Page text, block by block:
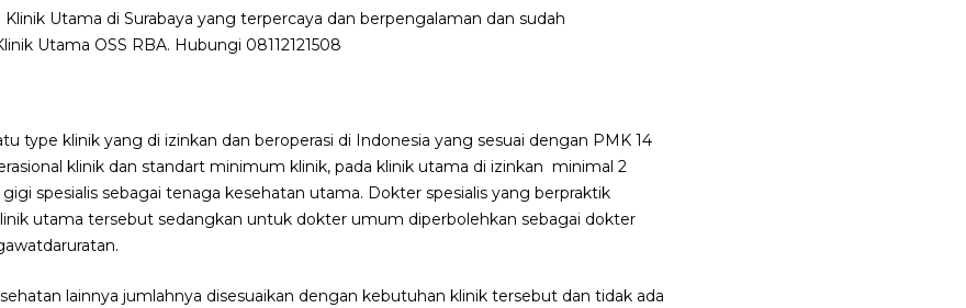
Utama di Surabaya yang terpercaya dan berpengalaman dan sudah
Utama OSS RBA. Hubungi 08112121508
type klinik yang di izinkan dan beroperasi di Indonesia yang sesuai dengan PMK 14
klinik dan standart minimum klinik, pada klinik utama di izinkan minimal 2
spesialis sebagai tenaga kesehatan utama. Dokter spesialis yang berpraktik
utama tersebut sedangkan untuk dokter umum diperbolehkan sebagai dokter
lainnya jumlahnya disesuaikan dengan kebutuhan klinik tersebut dan tidak ada